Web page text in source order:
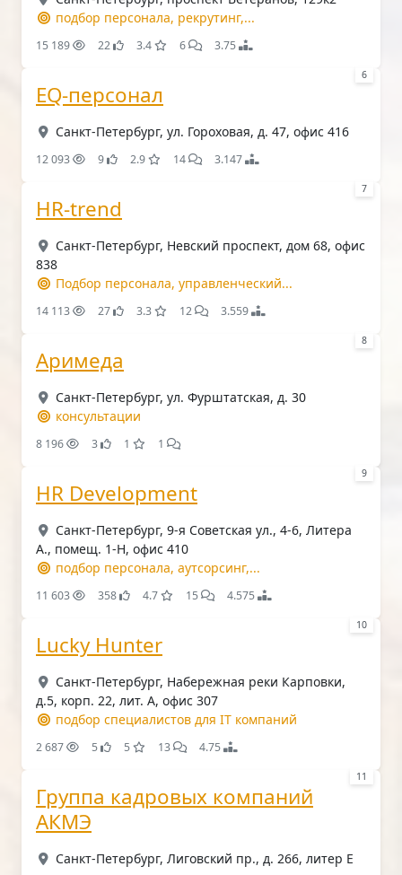
подбор персонала, рекрутинг,...
15 189 22 3.4 6 3.75
6
EQ-персонал
Санкт-Петербург, ул. Гороховая, д. 47, офис 416
12 093 9 2.9 14 3.147
7
HR-trend
Санкт-Петербург, Невский проспект, дом 68, офис
838
Подбор персонала, управленческий...
14 113 27 3.3 12 3.559
8
Аримеда
Санкт-Петербург, ул. Фурштатская, д. 30
консультации
8 196 3 1 1
9
HR Development
Санкт-Петербург, 9-я Советская ул., 4-6, Литера
А., помещ. 1-Н, офис 410
подбор персонала, аутсорсинг,...
11 603 358 4.7 15 4.575
10
Lucky Hunter
Санкт-Петербург, Набережная реки Карповки,
д.5, корп. 22, лит. А, офис 307
подбор специалистов для IT компаний
2 687 5 5 13 4.75
11
Группа кадровых компаний
АКМЭ
Санкт-Петербург, Лиговский пр., д. 266, литер Е